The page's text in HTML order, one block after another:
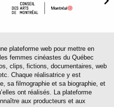
plateforme web pour mettre en
femmes cinéastes du Québec
clips, fictions, documentaires, web
Chaque réalisatrice y est
sa filmographie et sa biographie, et
ont réalisés. La plateforme
aux producteurs et aux